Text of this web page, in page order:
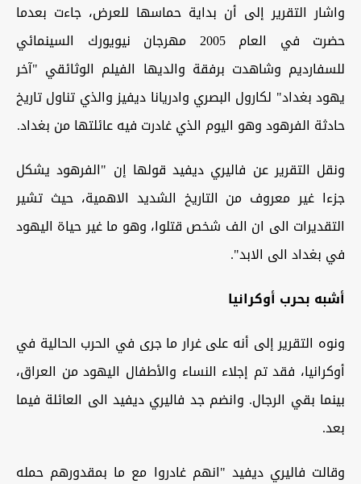
واشار التقرير إلى أن بداية حماسها للعرض، جاءت بعدما
حضرت في العام 2005 مهرجان نيويورك السينمائي
للسفارديم وشاهدت برفقة والديها الفيلم الوثائقي "آخر
يهود بغداد" لكارول البصري وادريانا ديفيز والذي تناول تاريخ
حادثة الفرهود وهو اليوم الذي غادرت فيه عائلتها من بغداد.
ونقل التقرير عن فاليري ديفيد قولها إن "الفرهود يشكل
جزءا غير معروف من التاريخ الشديد الاهمية، حيث تشير
التقديرات الى ان الف شخص قتلوا، وهو ما غير حياة اليهود
في بغداد الى الابد".
أشبه بحرب أوكرانيا
ونوه التقرير إلى أنه على غرار ما جرى في الحرب الحالية في
أوكرانيا، فقد تم إجلاء النساء والأطفال اليهود من العراق،
بينما بقي الرجال. وانضم جد فاليري ديفيد الى العائلة فيما
بعد.
وقالت فاليري ديفيد "انهم غادروا مع ما بمقدورهم حمله